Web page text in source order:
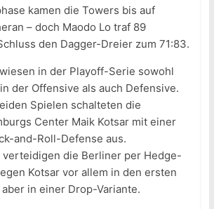
kamen die Towers bis auf
– doch Maodo Lo traf 89
den Dagger-Dreier zum 71:83.
in der Playoff-Serie sowohl
der Offensive als auch Defensive.
Spielen schalteten die
Center Maik Kotsar mit einer
and-Roll-Defense aus.
verteidigen die Berliner per Hedge-
Kotsar vor allem in den ersten
in einer Drop-Variante.